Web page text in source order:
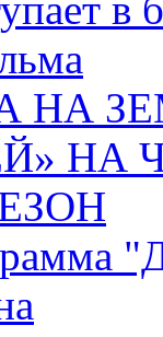
НА
НА